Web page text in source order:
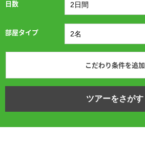
日数
部屋タイプ
こだわり条件を追加
ツアーをさがす